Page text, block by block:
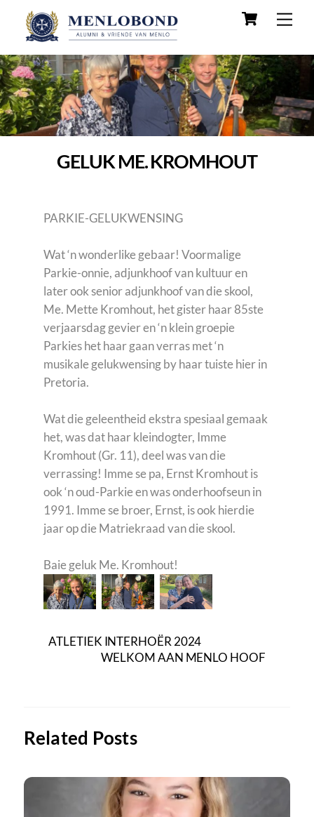
content
Cart
GELUK ME. KROMHOUT
PARKIE-GELUKWENSING
Wat ‘n wonderlike gebaar! Voormalige
Parkie-onnie, adjunkhoof van kultuur en
later ook senior adjunkhoof van die skool,
Me. Mette Kromhout, het gister haar 85ste
verjaarsdag gevier en ‘n klein groepie
Parkies het haar gaan verras met ‘n
musikale gelukwensing by haar tuiste hier in
Pretoria.
Wat die geleentheid ekstra spesiaal gemaak
het, was dat haar kleindogter, Imme
Kromhout (Gr. 11), deel was van die
verrassing! Imme se pa, Ernst Kromhout is
ook ‘n oud-Parkie en was onderhoofseun in
1991. Imme se broer, Ernst, is ook hierdie
jaar op die Matriekraad van die skool.
Baie geluk Me. Kromhout!
ATLETIEK INTERHOËR 2024
WELKOM AAN MENLO HOOF
Related Posts